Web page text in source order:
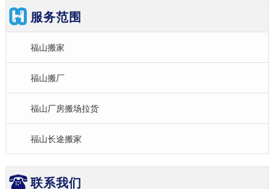
服务范围
福山搬家
福山搬厂
福山厂房搬场拉货
福山长途搬家
联系我们